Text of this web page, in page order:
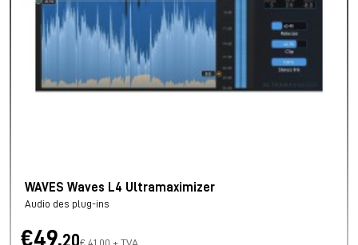
WAVES Waves L4 Ultramaximizer
Audio des plug-ins
€49,20